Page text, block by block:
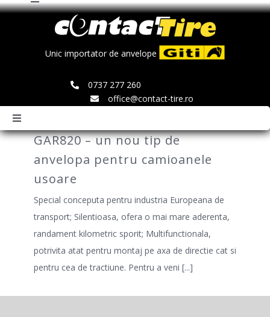
Skip
Toggle
Navigation
Comenzi
Unic importator de anvelope
0737 277 260
office@contact-tire.ro
Toggle
Navigation
ANVELOPE JINYU
JANTE SPEEDLINE
GAR820 – un nou tip de
anvelopa pentru camioanele
usoare
Special conceputa pentru industria Europeana de
transport; Silentioasa, ofera o mai mare aderenta,
randament kilometric sporit; Multifunctionala,
potrivita atat pentru montaj pe axa de directie cat si
pentru cea de tractiune. Pentru a veni [...]